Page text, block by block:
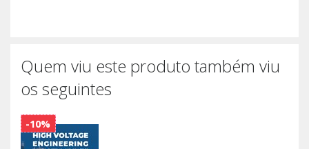
Quem viu este produto também viu
os seguintes
-10%